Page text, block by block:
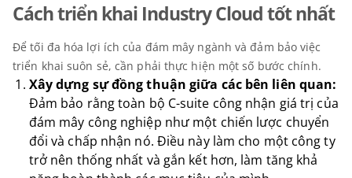
Cách triển khai Industry Cloud tốt nhất
Để tối đa hóa lợi ích của đám mây ngành và đảm bảo việc
triển khai suôn sẻ, cần phải thực hiện một số bước chính.
Xây dựng sự đồng thuận giữa các bên liên quan:
Đảm bảo rằng toàn bộ C-suite công nhận giá trị của
đám mây công nghiệp như một chiến lược chuyển
đổi và chấp nhận nó. Điều này làm cho một công ty
trở nên thống nhất và gắn kết hơn, làm tăng khả